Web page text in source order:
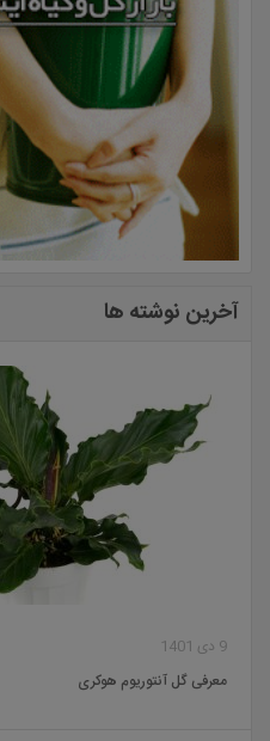
آخرین نوشته ها
9 دی 1401
معرفی گل آنتوریوم هوکری